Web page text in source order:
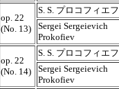
op. 22
(No. 13)
S. S. プロコフィエフ
Sergei Sergeievich
Prokofiev
op. 22
(No. 14)
S. S. プロコフィエフ
Sergei Sergeievich
Prokofiev